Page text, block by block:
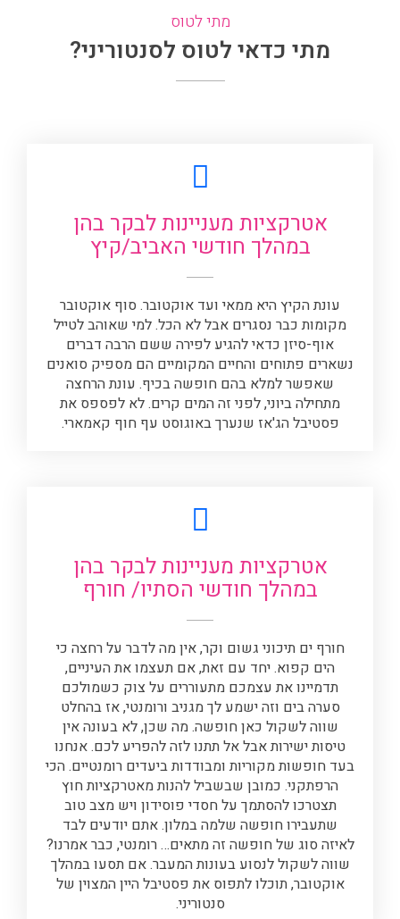
מתי לטוס
מתי כדאי לטוס לסנטוריני?
אטרקציות מעניינות לבקר בהן
במהלך חודשי האביב/קיץ
עונת הקיץ היא ממאי ועד אוקטובר. סוף אוקטובר
מקומות כבר נסגרים אבל לא הכל. למי שאוהב לטייל
אוף-סיזן כדאי להגיע לפירה ששם הרבה דברים
נשארים פתוחים והחיים המקומיים הם מספיק סואנים
שאפשר למלא בהם חופשה בכיף. עונת הרחצה
מתחילה ביוני, לפני זה המים קרים. לא לפספס את
פסטיבל הג'אז שנערך באוגוסט עף חוף קאמארי.
אטרקציות מעניינות לבקר בהן
במהלך חודשי הסתיו/ חורף
חורף ים תיכוני גשום וקר, אין מה לדבר על רחצה כי
הים קפוא. יחד עם זאת, אם תעצמו את העיניים,
תדמיינו את עצמכם מתעוררים על צוק כשמולכם
סערה בים וזה ישמע לך מגניב ורומנטי, אז בהחלט
שווה לשקול כאן חופשה. מה שכן, לא בעונה אין
טיסות ישירות אבל אל תתנו לזה להפריע לכם. אנחנו
בעד חופשות מקוריות ומבודדות ביעדים רומנטיים. הכי
הרפתקני. כמובן שבשביל להנות מאטרקציות חוץ
תצטרכו להסתמך על חסדי פוסידון ויש מצב טוב
שתעבירו חופשה שלמה במלון. אתם יודעים לבד
לאיזה סוג של חופשה זה מתאים… רומנטי, כבר אמרנו?
שווה לשקול לנסוע בעונות המעבר. אם תסעו במהלך
אוקטובר, תוכלו לתפוס את פסטיבל היין המצוין של
סנטוריני.